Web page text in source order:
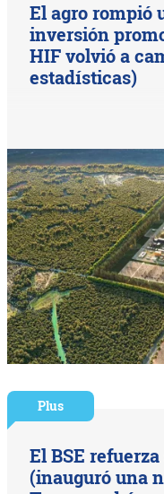
El agro rompió
inversión
HIF volvió a
estadísticas)
Plus
El BSE
(inauguró una